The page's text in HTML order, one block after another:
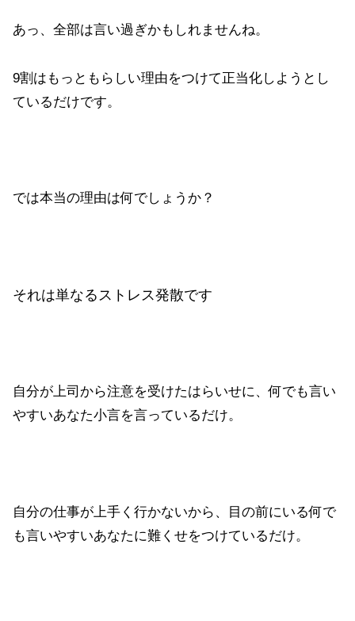
あっ、全部は言い過ぎかもしれませんね。
9割はもっともらしい理由をつけて正当化しようとし
ているだけです。
では本当の理由は何でしょうか？
それは単なるストレス発散です
自分が上司から注意を受けたはらいせに、何でも言い
やすいあなた小言を言っているだけ。
自分の仕事が上手く行かないから、目の前にいる何で
も言いやすいあなたに難くせをつけているだけ。